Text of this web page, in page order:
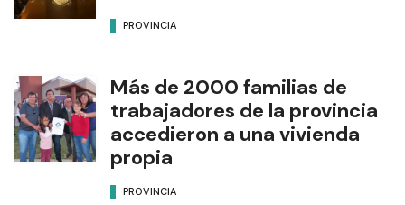
PROVINCIA
Más de 2000 familias de
trabajadores de la provincia
accedieron a una vivienda
propia
PROVINCIA